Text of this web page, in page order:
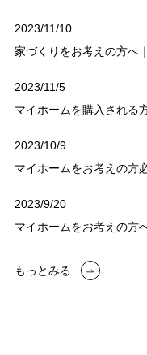
2023/11/10
家づくりをお考えの方へ
2023/11/5
マイホームを購入される
2023/10/9
マイホームをお考えの方
2023/9/20
マイホームをお考えの方
もっとみる